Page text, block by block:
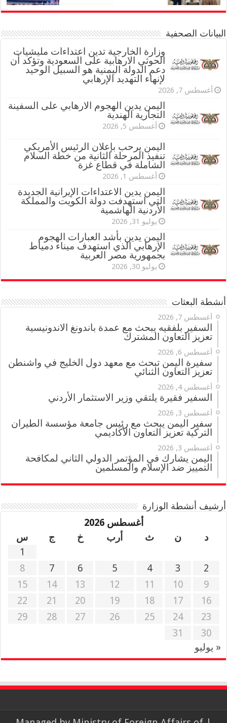
البيانات الصحفية
وزارة الخارجية تدين اعتداءات مليشيات
الحوثي الارهابية على السعودية وتؤكد أن
دعم الدولة اليمنية هو السبيل الوحيد
لإنهاء التهديد الإرهابي
أغسطس 7, 2026
اليمن يدين الهجوم الارهابي على السفينة
التجارية الهندية
أغسطس 5, 2026
اليمن يرحب بإعلان الرئيس الأمريكي
تنفيذ المرحلة الثانية من خطة السلام
الشاملة في قطاع غزة
أغسطس 1, 2026
اليمن يدين الاعتداءات الإيرانية الجديدة
التي استهدفت دولة الكويت والمملكة
الأردنية الهاشمية
يوليو 31, 2026
اليمن يدين بأشد العبارات الهجوم
الإرهابي الذي استهدف ميناء دمياط
بجمهورية مصر العربية
يوليو 30, 2026
أنشطة البعثات
أغسطس 7, 2026
السفير بلفقيه يبحث مع عمدة باندونغ الاندونيسية
تعزيز التعاون المشترك
أغسطس 6, 2026
سفيرة اليمن تبحث مع معهد دول الخليج في واشنطن
تعزيز التعاون الثنائي
أغسطس 4, 2026
السفير فقيرة يلتقي وزير الاستثمار الأردني
أغسطس 3, 2026
سفير اليمن يبحث مع رئيس جامعة مؤسسة الطيران
التركية تعزيز التعاون الأكاديمي
أغسطس 3, 2026
اليمن يشارك في المؤتمر الدولي الثاني لمكافحة
التمييز ضد الإسلام والمسلمين
أرشيف أنشطة الوزارة
أغسطس 2026
د
ن ث أرب خ ج
س
1
2
3
4
5
6
7
8
9
10
11
12
13
14
15
16
17
18
19
20
21
22
23
24
25
26
27
28
29
30
31
« يوليو